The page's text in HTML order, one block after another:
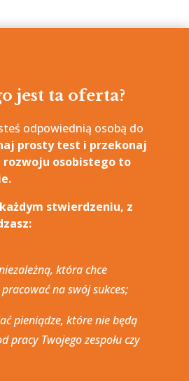
jest ta oferta?
odpowiednią osobą do
prosty test i przekonaj
rozwoju osobistego to
stwierdzeniu, z
która chce
na swój sukces;
pieniądze, które nie będą
pracy Twojego zespołu czy